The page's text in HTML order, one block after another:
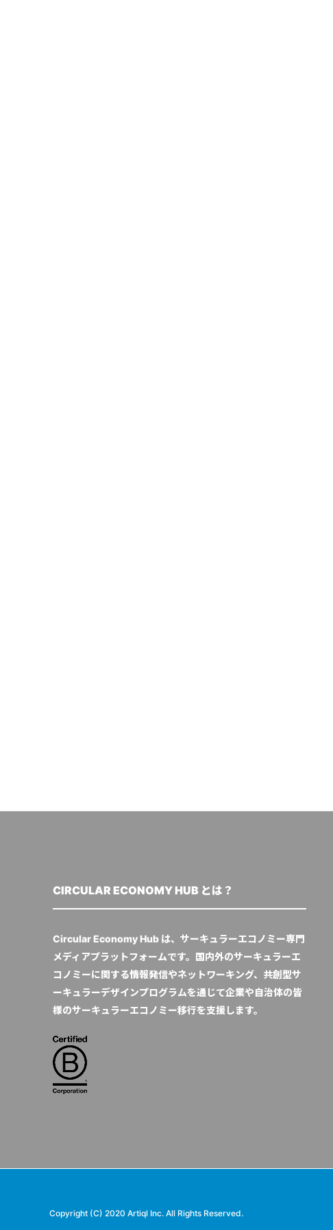
CIRCULAR ECONOMY HUB とは？
Circular Economy Hub は、サーキュラーエコノミー専門
メディアプラットフォームです。国内外のサーキュラーエ
コノミーに関する情報発信やネットワーキング、共創型サ
ーキュラーデザインプログラムを通じて企業や自治体の皆
様のサーキュラーエコノミー移行を支援します。
Copyright (C) 2020 Artiql Inc. All Rights Reserved.